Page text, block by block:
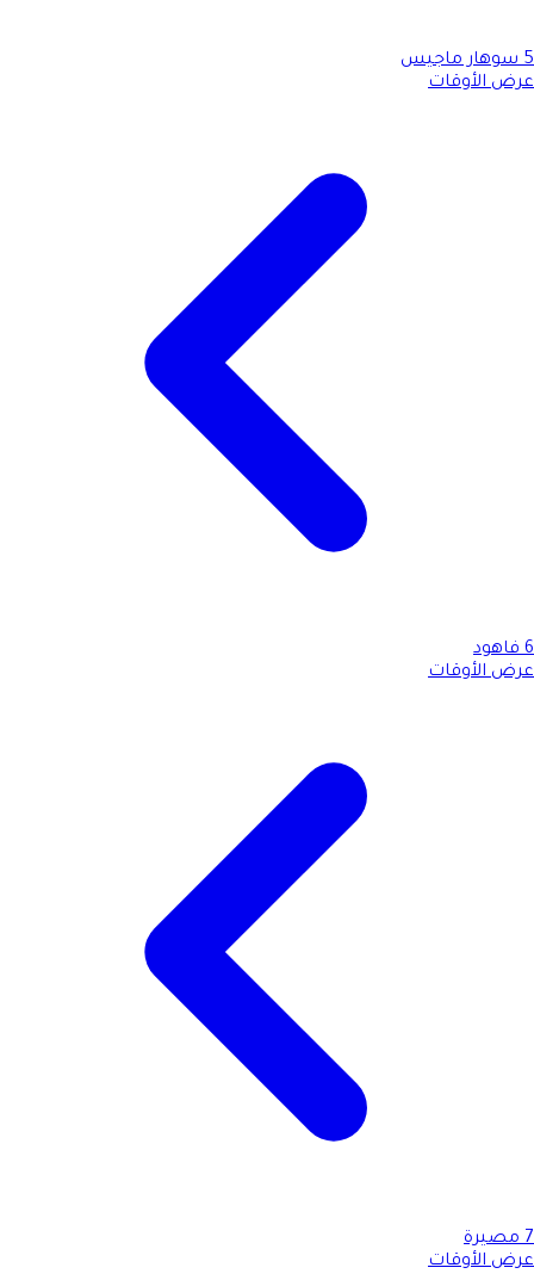
5 سوهار ماجيس
عرض الأوقات
6 فاهود
عرض الأوقات
7 مصيرة
عرض الأوقات